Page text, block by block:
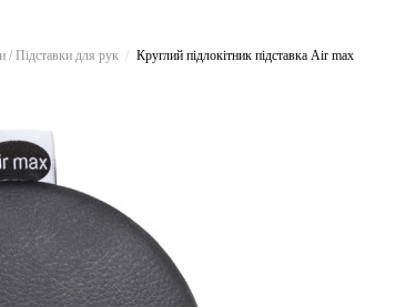
/ Підставки для рук Круглий підлокітник підставка Air max